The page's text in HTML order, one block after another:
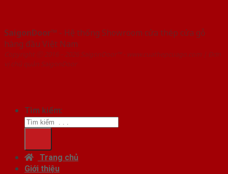
SaigonDoor™ - Hệ thống Showroom cửa thép cửa gỗ
hàng đầu Việt Nam
Copyright ⓒ 2016 – 2026 SaigonDoor™ - www.cuathepcuago.com | Đơn
vị chủ quản SaigonDoor
Tìm kiếm:
Trang chủ
Giới thiệu